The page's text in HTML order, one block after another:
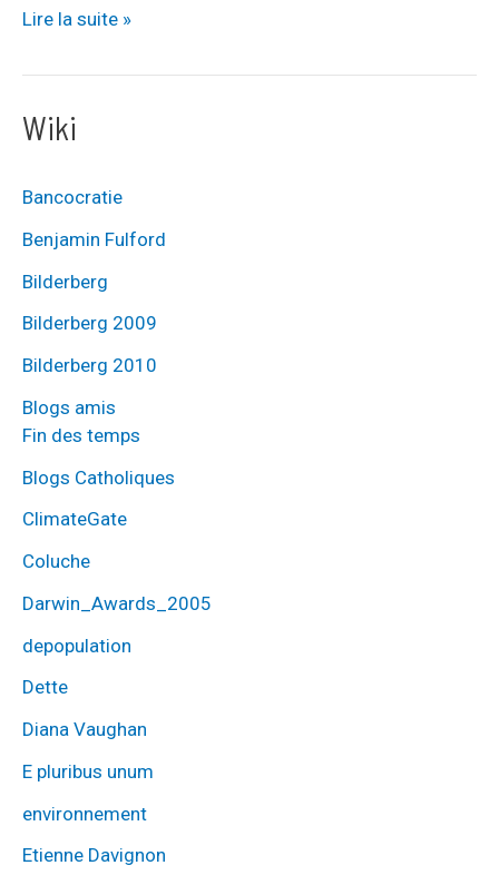
Wiki
Bancocratie
Benjamin Fulford
Bilderberg
Bilderberg 2009
Bilderberg 2010
Blogs amis
Fin des temps
Blogs Catholiques
ClimateGate
Coluche
Darwin_Awards_2005
depopulation
Dette
Diana Vaughan
E pluribus unum
environnement
Etienne Davignon
non-
turquie
Lire la suite »